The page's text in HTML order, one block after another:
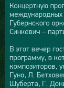
Концертную
международных
Губернского
Синкевич –
В этот вечер
программу, в
композиторов,
Гуно, Л.
Шуберта, Г.